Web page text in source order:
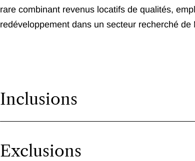
rare combinant revenus locatifs de qualités,
redéveloppement dans un secteur recherché de
Inclusions
Exclusions